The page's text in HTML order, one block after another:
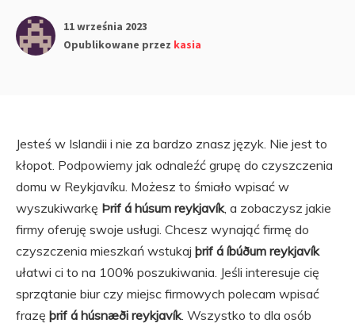
11 września 2023
Opublikowane przez kasia
Jesteś w Islandii i nie za bardzo znasz język. Nie jest to
kłopot. Podpowiemy jak odnaleźć grupę do czyszczenia
domu w Reykjavíku. Możesz to śmiało wpisać w
wyszukiwarkę Þrif á húsum reykjavík, a zobaczysz jakie
firmy oferuję swoje usługi. Chcesz wynająć firmę do
czyszczenia mieszkań wstukaj þrif á íbúðum reykjavík
ułatwi ci to na 100% poszukiwania. Jeśli interesuje cię
sprzątanie biur czy miejsc firmowych polecam wpisać
frazę þrif á húsnæði reykjavík. Wszystko to dla osób